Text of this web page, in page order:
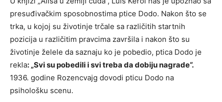
presuđivačkim sposobnostima ptice Dodo. Nakon što se
trka, u kojoj su životinje trčale sa različitih startnih
pozicija u različitim pravcima završila i nakon što su
životinje želele da saznaju ko je pobedio, ptica Dodo je
rekla: „Svi su pobedili i svi treba da dobiju nagrade“.
1936. godine Rozencvajg dovodi pticu Dodo na
psihološku scenu.